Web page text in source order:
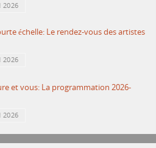
2026
échelle: Le rendez-vous des artistes
2026
et vous: La programmation 2026-
2026